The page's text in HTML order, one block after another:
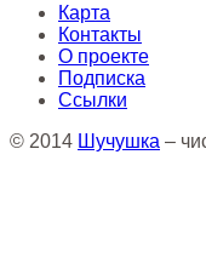
Карта
Контакты
О проекте
Подписка
Ссылки
© 2014 Шучушка –